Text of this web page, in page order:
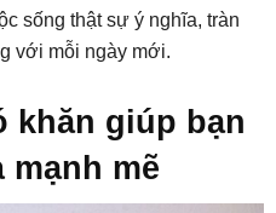
sống thật sự ý nghĩa, tràn
với mỗi ngày mới.
khăn giúp bạn
mẽ